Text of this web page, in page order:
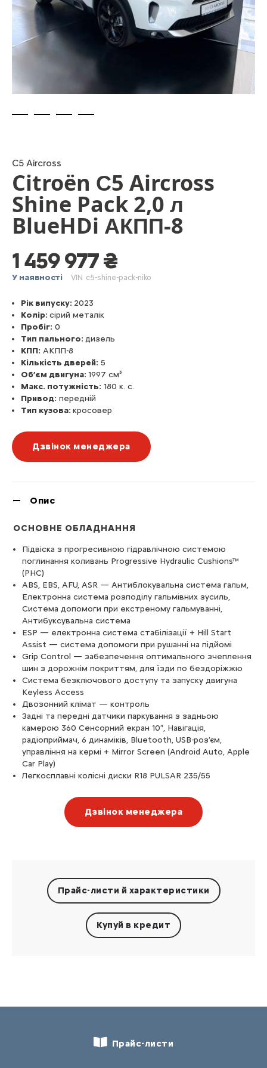
beginning
of
the
images
gallery
C5 Aircross
Citroën С5 Aircross
Shine Pack 2,0 л
BlueHDi АКПП-8
1 459 977 ₴
У наявності VIN c5-shine-pack-niko
Рік випуску: 2023
Колір: сірий металік
Пробіг: 0
Тип пального: дизель
КПП: АКПП-8
Кількість дверей: 5
Об’єм двигуна: 1997 см³
Макс. потужність: 180 к. с.
Привод: передній
Тип кузова: кросовер
Дзвінок менеджера
Опис
ОСНОВНЕ ОБЛАДНАННЯ
Підвіска з прогресивною гідравлічною системою
поглинання коливань Progressive Hydraulic Cushions™
(PHC)
ABS, EBS, AFU, ASR — Антиблокувальна система гальм,
Електронна система розподілу гальмівних зусиль,
Система допомоги при екстреному гальмуванні,
Антибуксувальна система
ESP — електронна система стабілізації + Hill Start
Assist — система допомоги при рушанні на підйомі
Grip Control — забезпечення оптимального зчеплення
шин з дорожнім покриттям, для їзди по бездоріжжю
Система безключового доступу та запуску двигуна
Keyless Access
Двозонний клімат — контроль
Задні та передні датчики паркування з задньою
камерою 360 Сенсорний екран 10″, Навігація,
радіоприймач, 6 динаміків, Bluetooth, USB-роз’єм,
управління на кермі + Mirror Screen (Android Auto, Apple
Car Play)
Легкосплавні колісні диски R18 PULSAR 235/55
Дзвінок менеджера
Прайс-листи й характеристики
Купуй в кредит
Прайс-листи